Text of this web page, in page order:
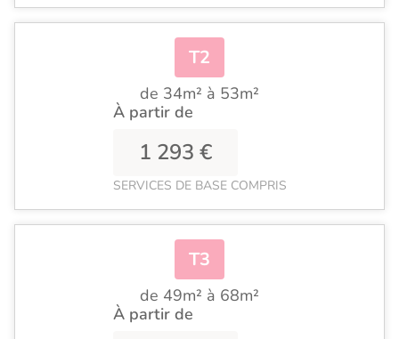
T2
de 34m² à 53m²
À partir de
1 293 €
SERVICES DE BASE COMPRIS
T3
de 49m² à 68m²
À partir de